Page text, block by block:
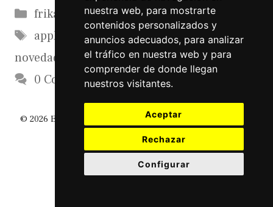
nuestra web, para mostrarte
contenidos personalizados y
anuncios adecuados, para analizar
el tráfico en nuestra web y para
comprender de donde llegan
nuestros visitantes.
Aceptar
Rechazar
Configurar
Categorías
frikadas
Etiquetas
apple fanatismo,frikismo, iphone,
novedad
0 Comments
© 2026 El Diario De Un Friki • Creado con